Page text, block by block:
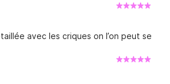
avec les criques on l’on peut se